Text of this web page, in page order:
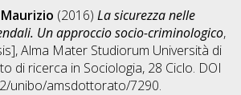
(2016)La sicurezza nelle
Un approccio socio-criminologico,
Alma Mater Studiorum Università di
di ricerca in Sociologia, 28 Ciclo. DOI
unibo/amsdottorato/7290.